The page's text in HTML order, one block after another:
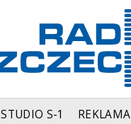
STUDIO S-1 REKLAMA